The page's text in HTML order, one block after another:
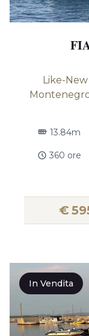
Like-
13.84m
360 ore
€
In Vendita